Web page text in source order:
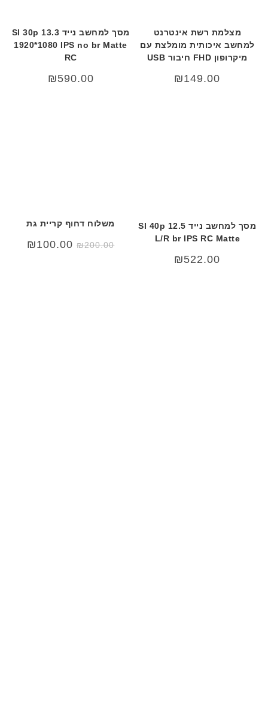
מצלמת רשת אינטרנט
למחשב איכותית מומלצת עם
מיקרופון FHD חיבור USB
₪149.00
מסך למחשב נייד 13.3 Sl 30p
1920*1080 IPS no br Matte
RC
₪590.00
מסך למחשב נייד 12.5 Sl 40p
L/R br IPS RC Matte
₪522.00
משלוח דחוף קריית גת
₪200.00
המחיר
המקורי
₪100.00
המחיר
הנוכחי